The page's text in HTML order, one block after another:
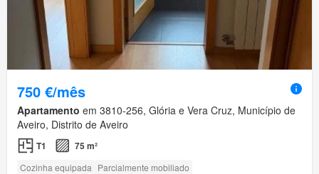
750 €/mês
Apartamento em 3810-256, Glória e Vera Cruz, Município de
Aveiro, Distrito de Aveiro
T1 75 m²
Cozinha equipada Parcialmente mobiliado